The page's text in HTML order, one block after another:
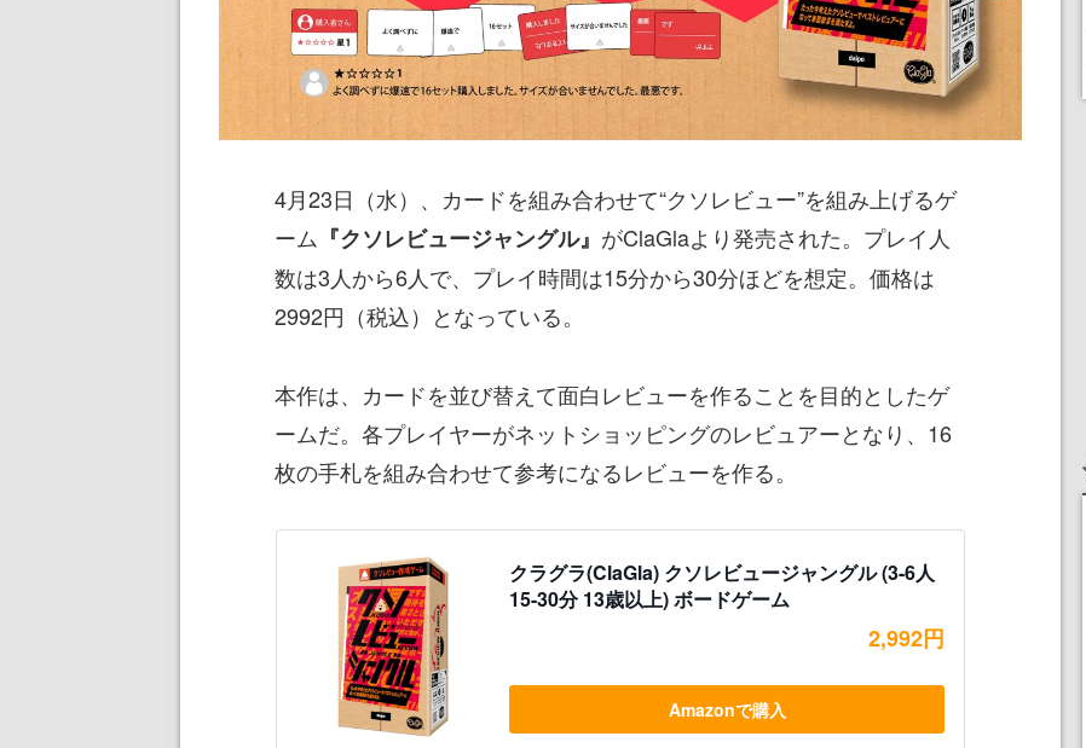
4月23日（水）、カードを組み合わせて“クソレビュー”を組み上げるゲ
ーム 『クソレビュージャングル』 がClaGlaより発売された。プレイ人
数は3人から6人で、プレイ時間は15分から30分ほどを想定。価格は
2992円（税込）となっている。
本作は、カードを並び替えて面白レビューを作ることを目的としたゲ
ームだ。各プレイヤーがネットショッピングのレビュアーとなり、16
枚の手札を組み合わせて参考になるレビューを作る。
クラグラ(ClaGla) クソレビュージャングル (3-6人
15-30分 13歳以上) ボードゲーム
2,992円
Amazonで購入